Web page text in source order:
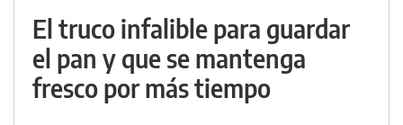
El truco infalible para guardar
el pan y que se mantenga
fresco por más tiempo